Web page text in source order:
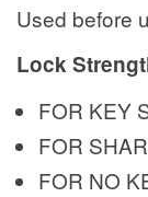
Used before
Lock
FOR KEY
FOR
FOR NO